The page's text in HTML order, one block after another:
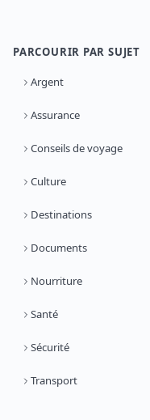
PARCOURIR PAR SUJET
Argent
Assurance
Conseils de voyage
Culture
Destinations
Documents
Nourriture
Santé
Sécurité
Transport